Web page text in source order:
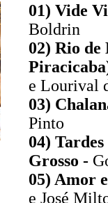
01) Vide
Boldrin
02) Rio de
e Lourival
03)
Pinto
04)
Grosso -
05) Amor
e José